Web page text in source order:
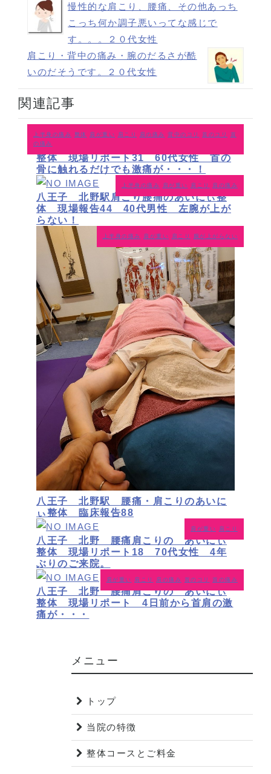
慢性的な肩こり、腰痛、その他あっち
こっち何か調子悪いってな感じで
す。。。２０代女性
肩こり・背中の痛み・腕のだるさが酷
いのだそうです。２０代女性
関連記事
上半身の痛み 整体 肩が重い 肩こり 肩の痛み 背中のコリ 首のコリ
首
の痛み
八王子 北野駅 肩こり腰痛のあいにぃ
整体 現場リポート31 60代女性 首の
骨に触れるだけでも激痛が・・・！
上半身の痛み 肩が重い 肩こり 肩の痛み
八王子 北野駅肩こり腰痛のあいにぃ整
体 現場報告44 40代男性 左腕が上が
らない！
上半身の痛み 肩が重い 肩こり 腕が上がらない
八王子 北野駅 腰痛・肩こりのあいに
ぃ整体 臨床報告88
肩が重い 肩こり
八王子 北野 腰痛肩こりの あいにぃ
整体 現場リポート18 70代女性 4年
ぶりのご来院。
肩が重い 肩こり 肩の痛み 首のコリ 首の痛み
八王子 北野 腰痛肩こりの あいにぃ
整体 現場リポート 4日前から首肩の激
痛が・・・
メニュー
トップ
当院の特徴
整体コースとご料金